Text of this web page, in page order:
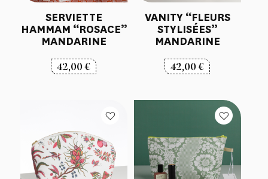
SERVIETTE
HAMMAM “ROSACE”
MANDARINE
42,00€
VANITY “FLEURS
STYLISÉES”
MANDARINE
42,00€